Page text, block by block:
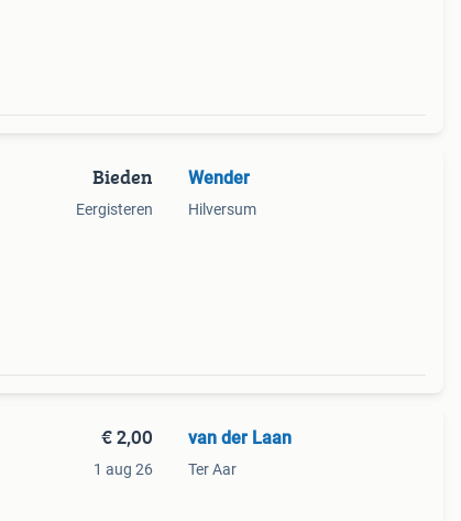
Bieden
Eergisteren
Wender
Hilversum
€ 2,00
1 aug 26
van der Laan
Ter Aar